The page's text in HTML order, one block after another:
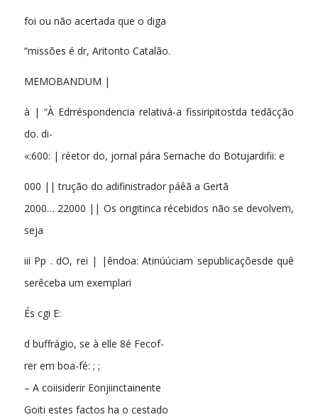
foi ou não acertada que o diga
“missões é dr, Aritonto Catalão.
MEMOBANDUM |
à | “À Edrréspondencia relativá-a fissiripitostda tedãcção
do. di-
«:600: | réetor do, jornal pára Sernache do Botujardifii: e
000 || trução do adifinistrador páêã a Gertã
2000… 22000 || Os origitinca récebidos não se devolvem,
seja
iii Pp . dO, rei | |êndoa: Atinúúciam sepublicaçõesde quê
serêceba um exemplari
És cgi E:
d buffrágio, se à elle 8é Fecof-
rer em boa-fé: ; ;
– A coiisiderir Eonjiinctainente
Goiti estes factos ha o cestado